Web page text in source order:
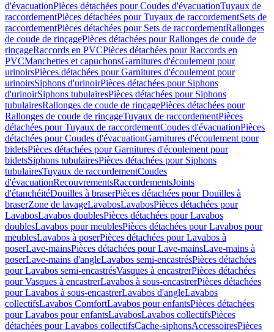
d'évacuationPièces détachées pour Coudes d'évacuationTuyaux de
raccordementPièces détachées pour Tuyaux de raccordementSets de
raccordementPièces détachées pour Sets de raccordementRallonges
de coude de rinçagePièces détachées pour Rallonges de coude de
rinçageRaccords en PVCPièces détachées pour Raccords en
PVCManchettes et capuchonsGarnitures d'écoulement pour
urinoirsPièces détachées pour Garnitures d'écoulement pour
urinoirsSiphons d'urinoirPièces détachées pour Siphons
d'urinoirSiphons tubulairesPièces détachées pour Siphons
tubulairesRallonges de coude de rinçagePièces détachées pour
Rallonges de coude de rinçageTuyaux de raccordementPièces
détachées pour Tuyaux de raccordementCoudes d'évacuationPièces
détachées pour Coudes d'évacuationGarnitures d'écoulement pour
bidetsPièces détachées pour Garnitures d'écoulement pour
bidetsSiphons tubulairesPièces détachées pour Siphons
tubulairesTuyaux de raccordementCoudes
d'évacuationRecouvrementsRaccordementsJoints
d'étanchéitéDouilles à braserPièces détachées pour Douilles à
braserZone de lavageLavabosLavabosPièces détachées pour
LavabosLavabos doublesPièces détachées pour Lavabos
doublesLavabos pour meublesPièces détachées pour Lavabos pour
meublesLavabos à poserPièces détachées pour Lavabos à
poserLave-mainsPièces détachées pour Lave-mainsLave-mains à
poserLave-mains d'angleLavabos semi-encastrésPièces détachées
pour Lavabos semi-encastrésVasques à encastrerPièces détachées
pour Vasques à encastrerLavabos à sous-encastrerPièces détachées
pour Lavabos à sous-encastrerLavabos d'angleLavabos
collectifsLavabos ComfortLavabos pour enfantsPièces détachées
pour Lavabos pour enfantsLavabosLavabos collectifsPièces
détachées pour Lavabos collectifsCache-siphonsAccessoiresPièces